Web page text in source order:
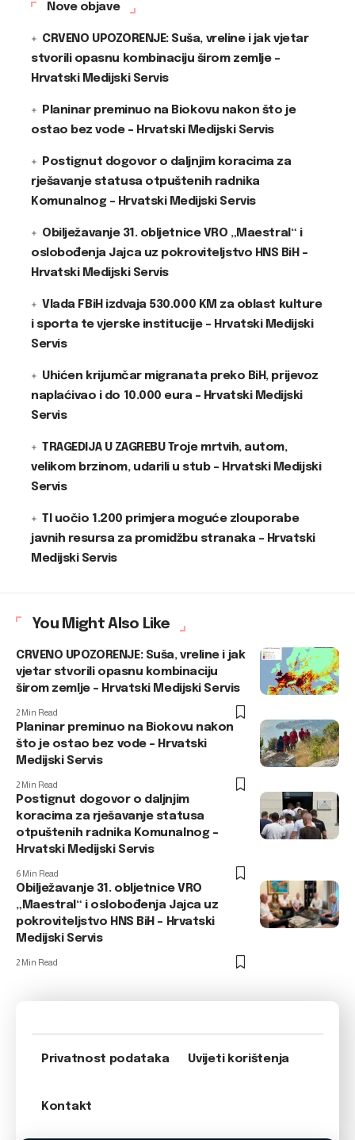
Nove objave
CRVENO UPOZORENJE: Suša, vreline i jak vjetar
stvorili opasnu kombinaciju širom zemlje –
Hrvatski Medijski Servis
Planinar preminuo na Biokovu nakon što je
ostao bez vode – Hrvatski Medijski Servis
Postignut dogovor o daljnjim koracima za
rješavanje statusa otpuštenih radnika
Komunalnog – Hrvatski Medijski Servis
Obilježavanje 31. obljetnice VRO „Maestral“ i
oslobođenja Jajca uz pokroviteljstvo HNS BiH –
Hrvatski Medijski Servis
Vlada FBiH izdvaja 530.000 KM za oblast kulture
i sporta te vjerske institucije – Hrvatski Medijski
Servis
Uhićen krijumčar migranata preko BiH, prijevoz
naplaćivao i do 10.000 eura – Hrvatski Medijski
Servis
TRAGEDIJA U ZAGREBU Troje mrtvih, autom,
velikom brzinom, udarili u stub – Hrvatski Medijski
Servis
TI uočio 1.200 primjera moguće zlouporabe
javnih resursa za promidžbu stranaka – Hrvatski
Medijski Servis
You Might Also Like
CRVENO UPOZORENJE: Suša, vreline i jak
vjetar stvorili opasnu kombinaciju
širom zemlje – Hrvatski Medijski Servis
2 Min Read
Planinar preminuo na Biokovu nakon
što je ostao bez vode – Hrvatski
Medijski Servis
2 Min Read
Postignut dogovor o daljnjim
koracima za rješavanje statusa
otpuštenih radnika Komunalnog –
Hrvatski Medijski Servis
6 Min Read
Obilježavanje 31. obljetnice VRO
„Maestral“ i oslobođenja Jajca uz
pokroviteljstvo HNS BiH – Hrvatski
Medijski Servis
2 Min Read
Privatnost podataka Uvijeti korištenja
Kontakt